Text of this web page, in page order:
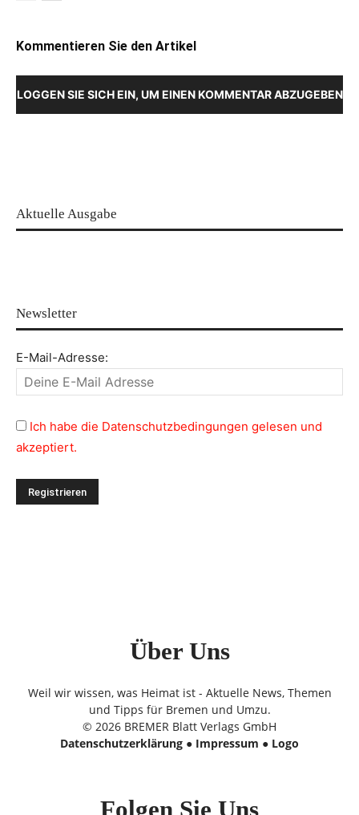
Kommentieren Sie den Artikel
LOGGEN SIE SICH EIN, UM EINEN KOMMENTAR ABZUGEBEN
Aktuelle Ausgabe
Newsletter
E-Mail-Adresse:
Ich habe die Datenschutzbedingungen gelesen und
akzeptiert.
Über Uns
Weil wir wissen, was Heimat ist - Aktuelle News, Themen
und Tipps für Bremen und Umzu.
© 2026 BREMER Blatt Verlags GmbH
Datenschutzerklärung ● Impressum ● Logo
Folgen Sie Uns